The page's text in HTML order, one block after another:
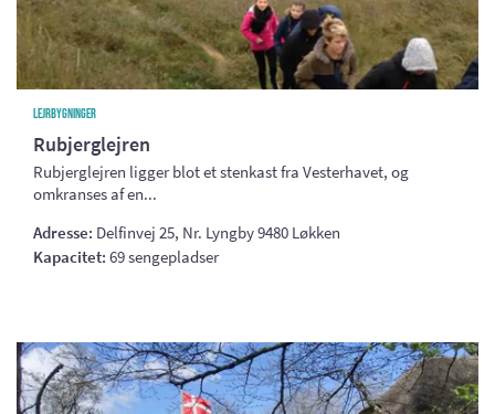
Lejrbygninger
Rubjerglejren
Rubjerglejren ligger blot et stenkast fra Vesterhavet, og
omkranses af en...
Adresse: Delfinvej 25, Nr. Lyngby 9480 Løkken
Kapacitet: 69 sengepladser